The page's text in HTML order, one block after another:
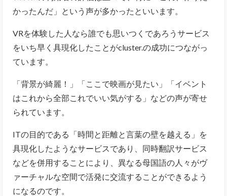
かったんだ」という声が多かったといいます。
VRを体験した人なら誰でも思いつくであろうサービス
をいち早く具現化したことがcluster.の成功につながっ
ています。
「背景が綺麗！」「ここで映画が見たい」「イベント
はこれから全部これでいい気がする」などの声が寄せ
られています。
ITの目的である「時間と距離と言葉の壁を越える」を
具現化したようなサービスであり、同時翻訳サービス
などを併用することにより、異なる母国語の人々がヴ
ァーチャルな空間で活発に交流することができるよう
になるのです。